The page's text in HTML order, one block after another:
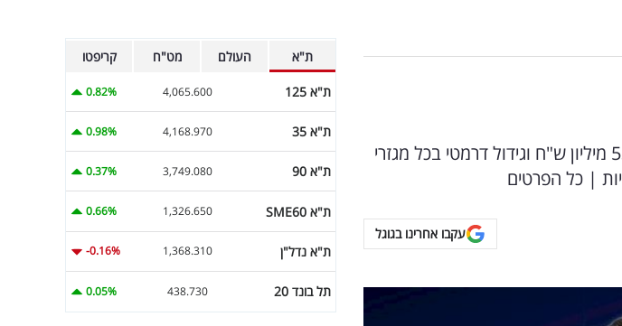
מימון ישיר מסכמת את הרבעון הראשון לשנה: החברה רושמת רווח נקי של כ-53 מיליון ש"ח וגידול דרמטי בכל מגזרי
עקבו אחרינו בגוגל
ת"א העולם מט"ח קריפטו
ת"א 125 4,065.600
0.82%
ת"א 35 4,168.970
0.98%
ת"א 90 3,749.080
0.37%
ת"א SME60 1,326.650
0.66%
ת"א נדל"ן 1,368.310
-0.16%
תל בונד 20 438.730
0.05%